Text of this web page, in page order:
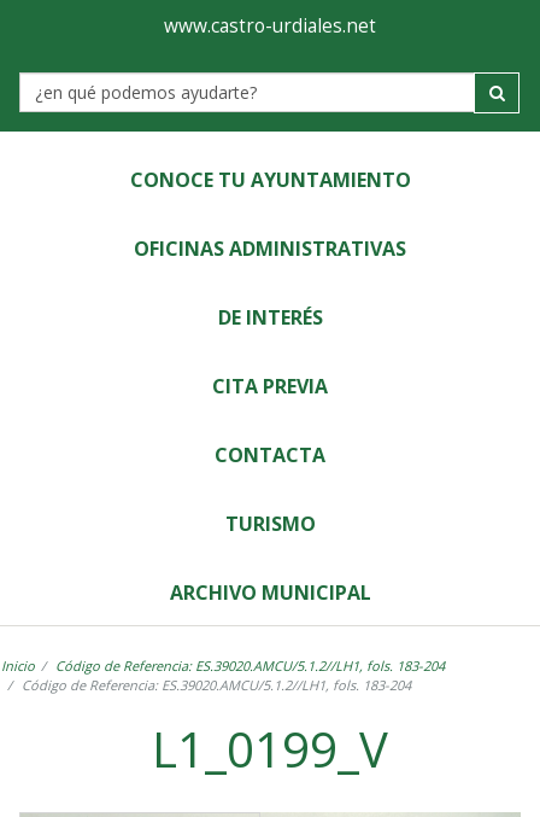
Ayuntamiento
de
Castro-
Urdiales
www.castro-urdiales.net
Label
CONOCE TU AYUNTAMIENTO
OFICINAS ADMINISTRATIVAS
DE INTERÉS
CITA PREVIA
CONTACTA
TURISMO
ARCHIVO MUNICIPAL
Inicio
Código de Referencia: ES.39020.AMCU/5.1.2//LH1, fols. 183-204
Código de Referencia: ES.39020.AMCU/5.1.2//LH1, fols. 183-204
L1_0199_V